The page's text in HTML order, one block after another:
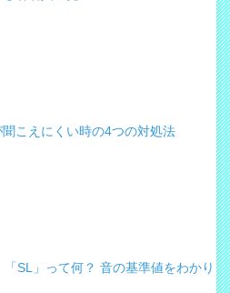
こえにくい時の4つの対処法
「SL」って何？ 音の基準値をわかり